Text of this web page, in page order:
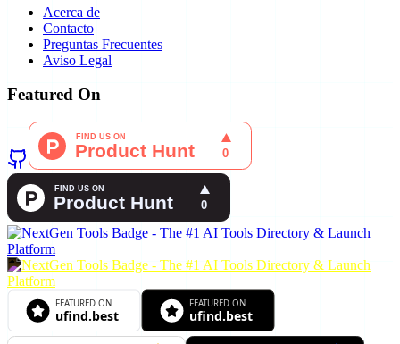
Acerca de
Contacto
Preguntas Frecuentes
Aviso Legal
Featured On